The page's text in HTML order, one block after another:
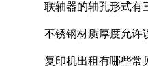
联轴器的轴孔形式有
不锈钢材质厚度允许
复印机出租有哪些常